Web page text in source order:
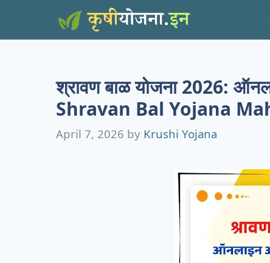
श्रावण बाळ योजना 2026:
Shravan Bal Yojana
April 7, 2026 by Krushi Yojana